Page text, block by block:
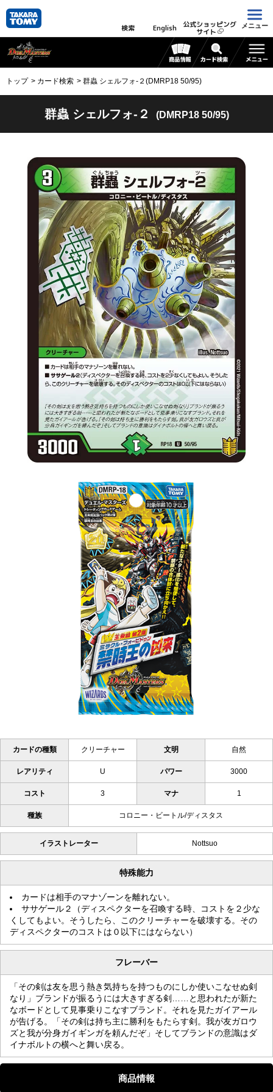
検索 English 公式ショッピング
サイト
メニュー
トップ カード検索 群蟲 シェルフォ-２(DMRP18 50/95)
群蟲 シェルフォ-２ (DMRP18 50/95)
カードの種類 クリーチャー 文明 自然
レアリティ U パワー 3000
コスト 3 マナ 1
種族 コロニー・ビートル/ディスタス
イラストレーター Nottsuo
特殊能力
カードは相手のマナゾーンを離れない。
ササゲール２（ディスペクターを召喚する時、コストを２少な
くしてもよい。そうしたら、このクリーチャーを破壊する。その
ディスペクターのコストは０以下にはならない）
フレーバー
「その剣は友を思う熱き気持ちを持つものにしか使いこなせぬ剣
なり」ブランドが振るうには大きすぎる剣……と思われたが新た
なボードとして見事乗りこなすブランド。それを見たガイアール
が告げる。「その剣は持ち主に勝利をもたらす剣。我が友ガロウ
ズと我が分身ガイギンガを頼んだぞ」そしてブランドの意識はダ
イナボルトの横へと舞い戻る。
商品情報